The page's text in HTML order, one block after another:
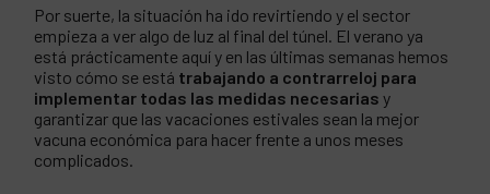
Por suerte, la situación ha ido revirtiendo y el sector
empieza a ver algo de luz al final del túnel. El verano ya
está prácticamente aquí y en las últimas semanas hemos
visto cómo se está trabajando a contrarreloj para
implementar todas las medidas necesarias y
garantizar que las vacaciones estivales sean la mejor
vacuna económica para hacer frente a unos meses
complicados.